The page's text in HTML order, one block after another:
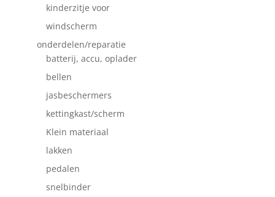
kinderzitje voor
windscherm
onderdelen/reparatie
batterij, accu, oplader
bellen
jasbeschermers
kettingkast/scherm
Klein materiaal
lakken
pedalen
snelbinder